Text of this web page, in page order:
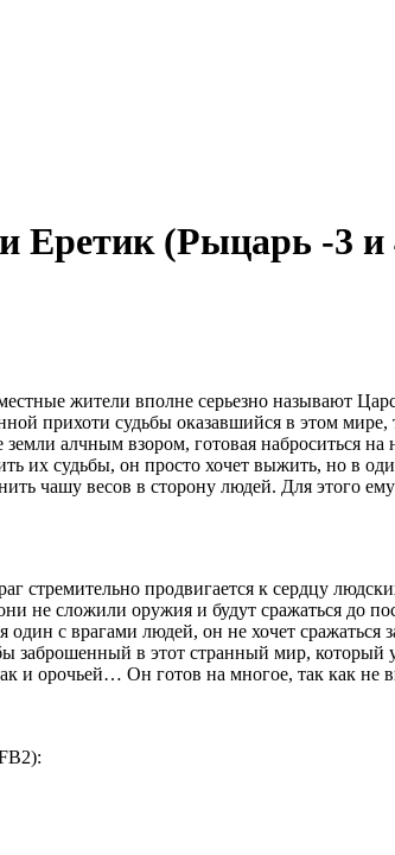
Еретик (Рыцарь -3 и
жители вполне серьезно называют
прихоти судьбы оказавшийся в этом мире,
алчным взором, готовая наброситься
их судьбы, он просто хочет выжить, но в
чашу весов в сторону людей. Для этого
стремительно продвигается к сердцу
не сложили оружия и будут сражаться до
один с врагами людей, он не хочет
заброшенный в этот странный мир, который
и орочьей… Он готов на многое, так как не